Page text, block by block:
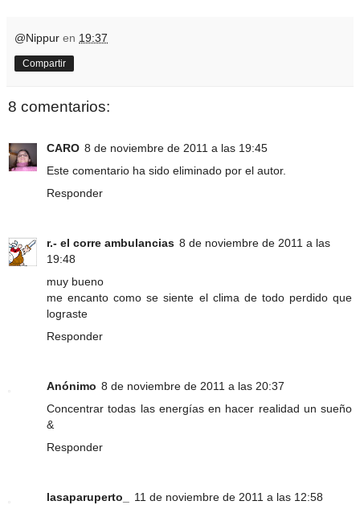
@Nippur en 19:37
Compartir
8 comentarios:
CARO 8 de noviembre de 2011 a las 19:45
Este comentario ha sido eliminado por el autor.
Responder
r.- el corre ambulancias 8 de noviembre de 2011 a las
19:48
muy bueno
me encanto como se siente el clima de todo perdido que
lograste
Responder
Anónimo 8 de noviembre de 2011 a las 20:37
Concentrar todas las energías en hacer realidad un sueño
&
Responder
lasaparuperto_
11 de noviembre de 2011 a las 12:58